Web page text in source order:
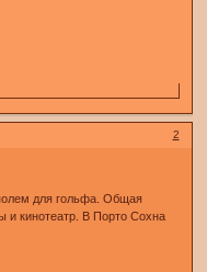
2
для гольфа. Общая
и кинотеатр. В Порто Сохна